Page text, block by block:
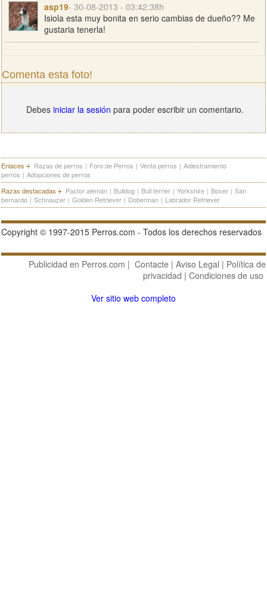
asp19- 30-08-2013 - 03:42:38h
Isiola esta muy bonita en serio cambias de dueño?? Me
gustaria tenerla!
Comenta esta foto!
Debes iniciar la sesión para poder escribir un comentario.
Enlaces Razas de perros | Foro de Perros | Venta perros | Adiestramiento
perros | Adopciones de perros
Razas destacadas
Pastor alemán | Bulldog | Bull terrier | Yorkshire | Boxer | San
bernardo | Schnauzer | Golden Retriever | Doberman | Labrador Retriever
Copyright © 1997-2015 Perros.com - Todos los derechos reservados
Publicidad en Perros.com | Contacte | Aviso Legal | Política de
privacidad | Condiciones de uso
Ver sitio web completo